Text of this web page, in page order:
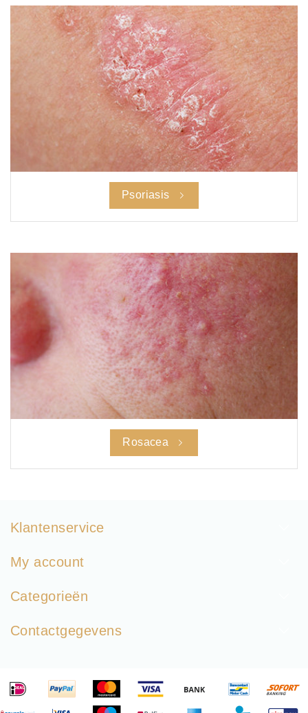
Psoriasis
Rosacea
Klantenservice
My account
Categorieën
Contactgegevens